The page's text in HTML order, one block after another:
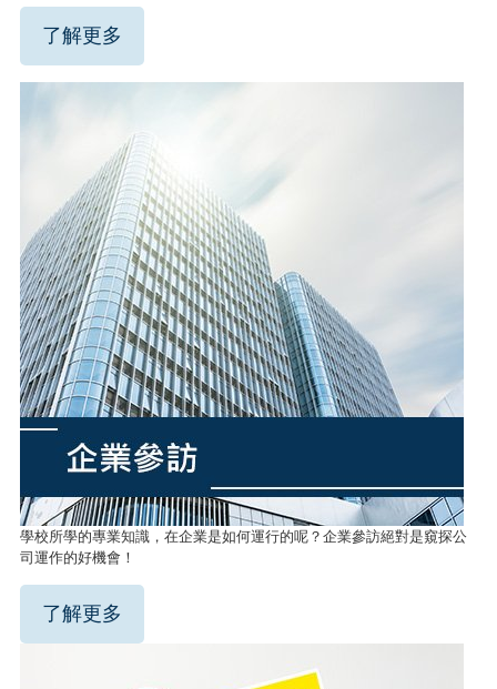
了解更多
學校所學的專業知識，在企業是如何運行的呢？企業參訪絕對是窺探公
司運作的好機會！
了解更多